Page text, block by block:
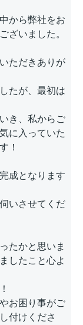
から弊社をお
ざいました。
ただきありが
たが、最初は
き、私からご
に入っていた
！
成となります
いさせてくだ
たかと思いま
したこと心よ
お困り事がご
付けくださ